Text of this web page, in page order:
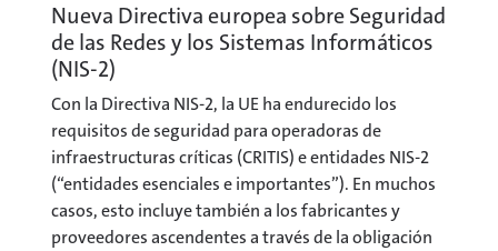
Nueva Directiva europea sobre Seguridad
de las Redes y los Sistemas Informáticos
(NIS-2)
Con la Directiva NIS-2, la UE ha endurecido los
requisitos de seguridad para operadoras de
infraestructuras críticas (CRITIS) e entidades NIS-2
(“entidades esenciales e importantes”). En muchos
casos, esto incluye también a los fabricantes y
proveedores ascendentes a través de la obligación